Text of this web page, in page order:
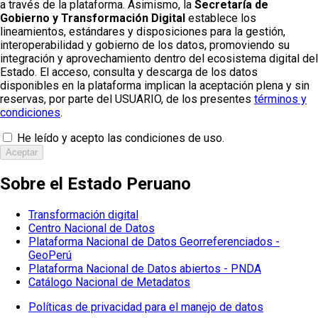
a través de la plataforma. Asimismo, la Secretaría de
Gobierno y Transformación Digital establece los
lineamientos, estándares y disposiciones para la gestión,
interoperabilidad y gobierno de los datos, promoviendo su
integración y aprovechamiento dentro del ecosistema digital del
Estado. El acceso, consulta y descarga de los datos
disponibles en la plataforma implican la aceptación plena y sin
reservas, por parte del USUARIO, de los presentes términos y
condiciones.
He leído y acepto las condiciones de uso.
Aceptar
Sobre el Estado Peruano
Transformación digital
Centro Nacional de Datos
Plataforma Nacional de Datos Georreferenciados -
GeoPerú
Plataforma Nacional de Datos abiertos - PNDA
Catálogo Nacional de Metadatos
Políticas de privacidad para el manejo de datos